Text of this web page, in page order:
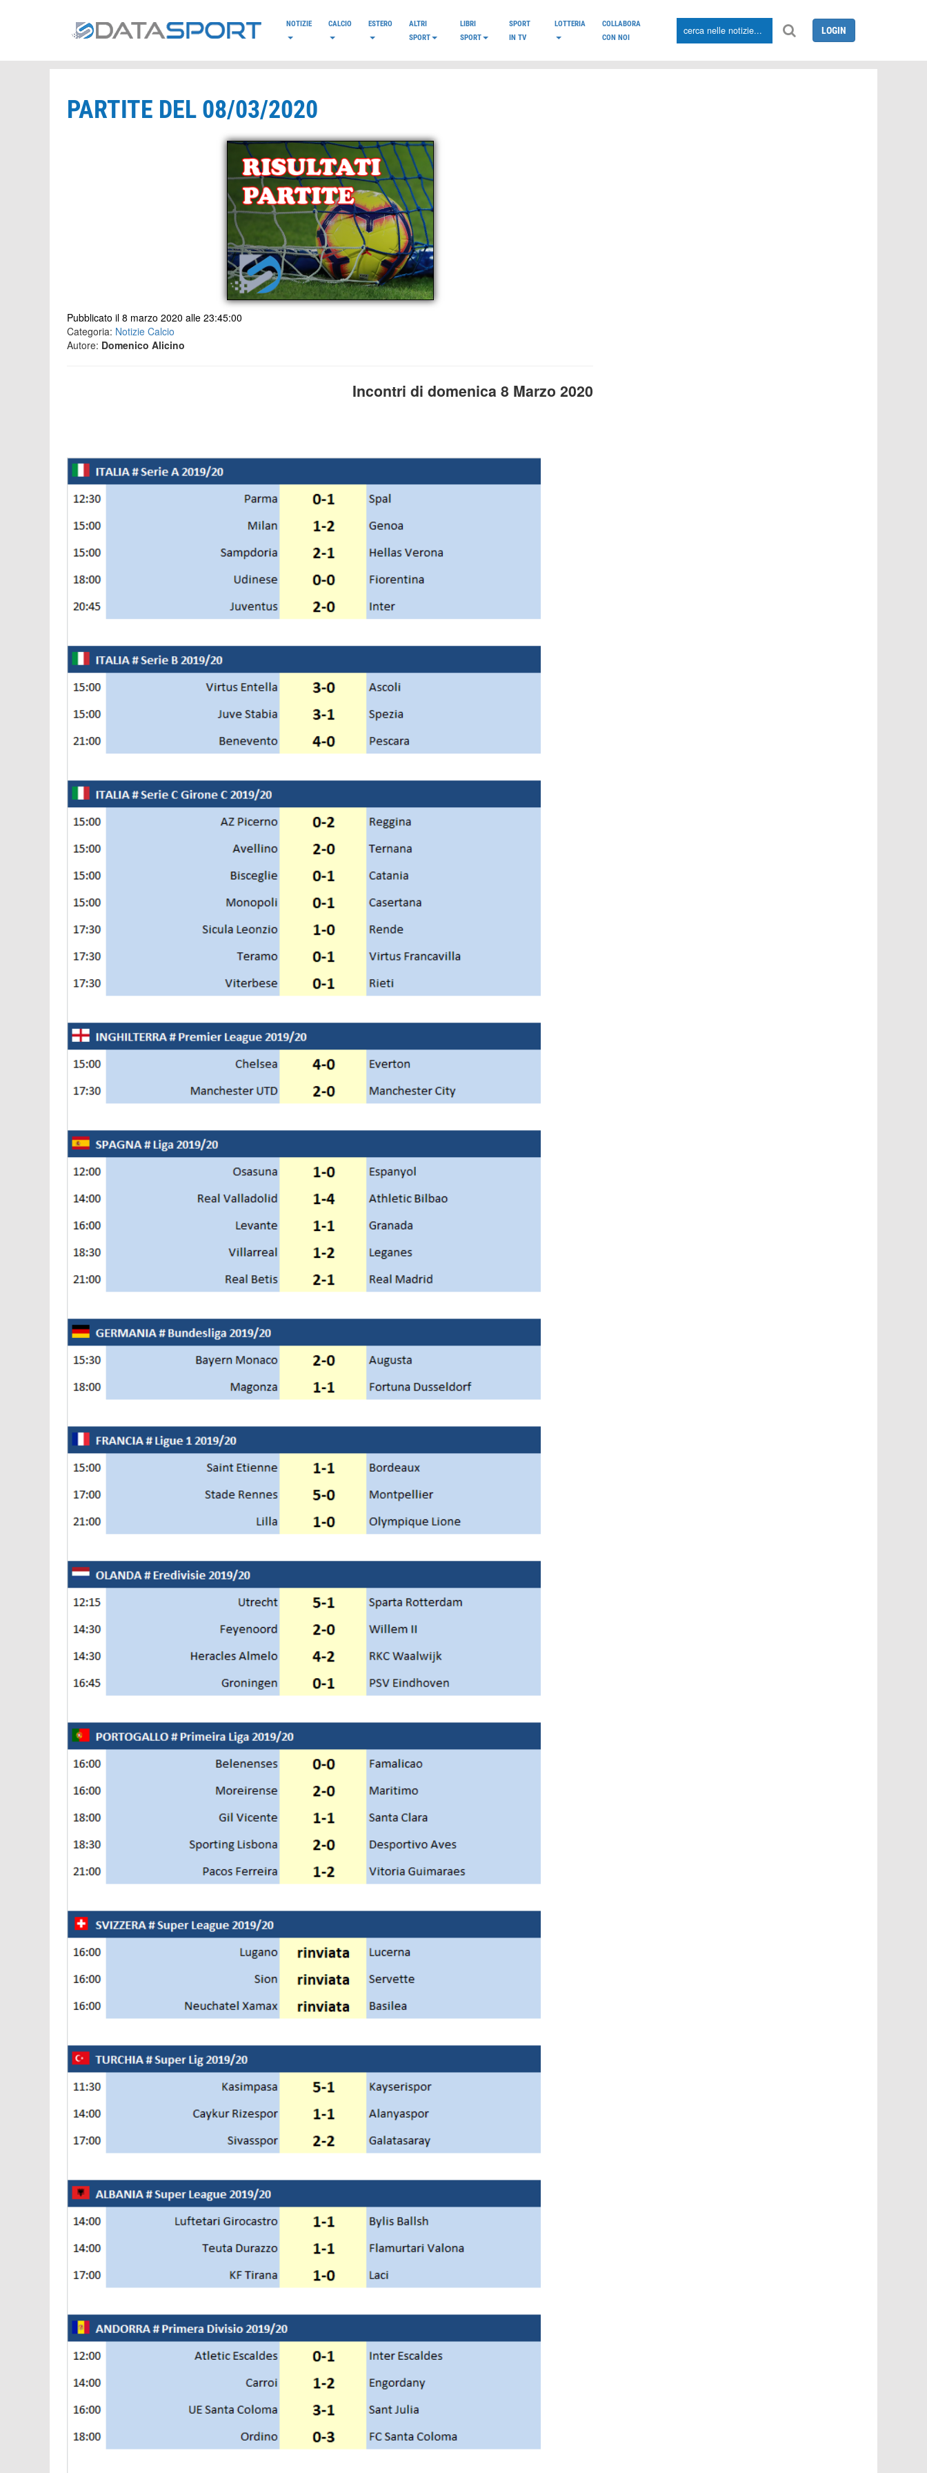
NOTIZIE CALCIO ESTERO
ALTRI
SPORT
LIBRI
SPORT
SPORT
IN TV
LOTTERIA
COLLABORA
CON NOI
LOGIN
PARTITE DEL 08/03/2020
Pubblicato il 8 marzo 2020 alle 23:45:00
Categoria: Notizie Calcio
Autore: Domenico Alicino
Incontri di domenica 8 Marzo 2020